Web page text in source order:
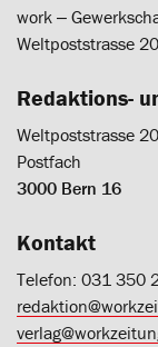
work ‒
Weltpoststrasse
Redaktions-
Weltpoststrasse 20
Postfach
3000 Bern 16
Kontakt
Telefon: 031 350